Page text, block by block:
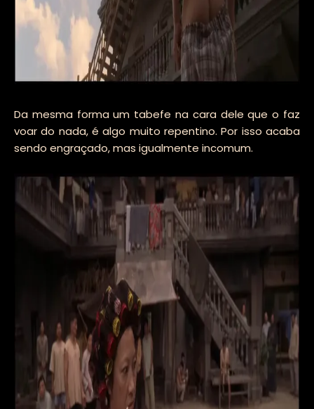
Da mesma forma um tabefe na cara dele que o faz
voar do nada, é algo muito repentino. Por isso acaba
sendo engraçado, mas igualmente incomum.